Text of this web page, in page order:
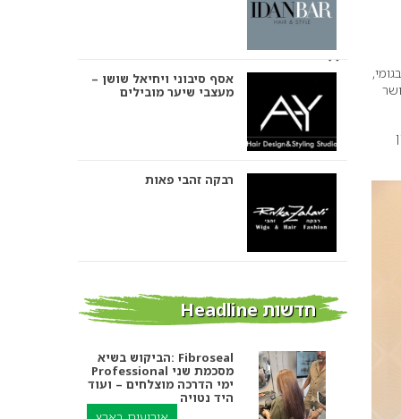
רבקה זהבי פאות
אבי ביטון – עיצוב שיער
מספרות בירושלים ומעלה
אדומים
חדשות Headline
מחלוץ למוביל שוק: סיפורו
של גדעון כהן ואימפריית
הטיפוח שבנה